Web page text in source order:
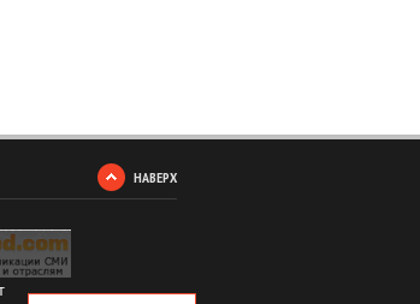
НАВЕРХ